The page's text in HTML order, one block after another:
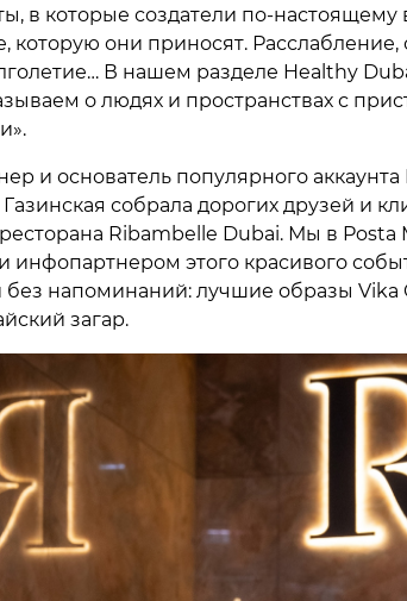
в которые создатели по-
которую они приносят.
В нашем разделе Healthy
о людях и пространствах с
и основатель популярного аккаунта
собрала дорогих друзей и
Ribambelle Dubai. Мы в Posta
инфопартнером этого красивого
напоминаний: лучшие образы Vika
загар.